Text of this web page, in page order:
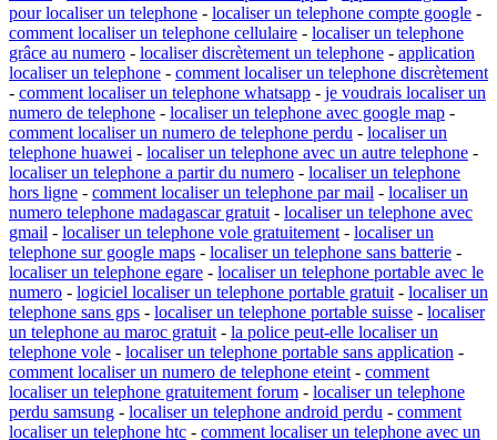
pour localiser un telephone - localiser un telephone compte google -
comment localiser un telephone cellulaire - localiser un telephone
grâce au numero - localiser discrètement un telephone - application
localiser un telephone - comment localiser un telephone discrètement
- comment localiser un telephone whatsapp - je voudrais localiser un
numero de telephone - localiser un telephone avec google map -
comment localiser un numero de telephone perdu - localiser un
telephone huawei - localiser un telephone avec un autre telephone -
localiser un telephone a partir du numero - localiser un telephone
hors ligne - comment localiser un telephone par mail - localiser un
numero telephone madagascar gratuit - localiser un telephone avec
gmail - localiser un telephone vole gratuitement - localiser un
telephone sur google maps - localiser un telephone sans batterie -
localiser un telephone egare - localiser un telephone portable avec le
numero - logiciel localiser un telephone portable gratuit - localiser un
telephone sans gps - localiser un telephone portable suisse - localiser
un telephone au maroc gratuit - la police peut-elle localiser un
telephone vole - localiser un telephone portable sans application -
comment localiser un numero de telephone eteint - comment
localiser un telephone gratuitement forum - localiser un telephone
perdu samsung - localiser un telephone android perdu - comment
localiser un telephone htc - comment localiser un telephone avec un